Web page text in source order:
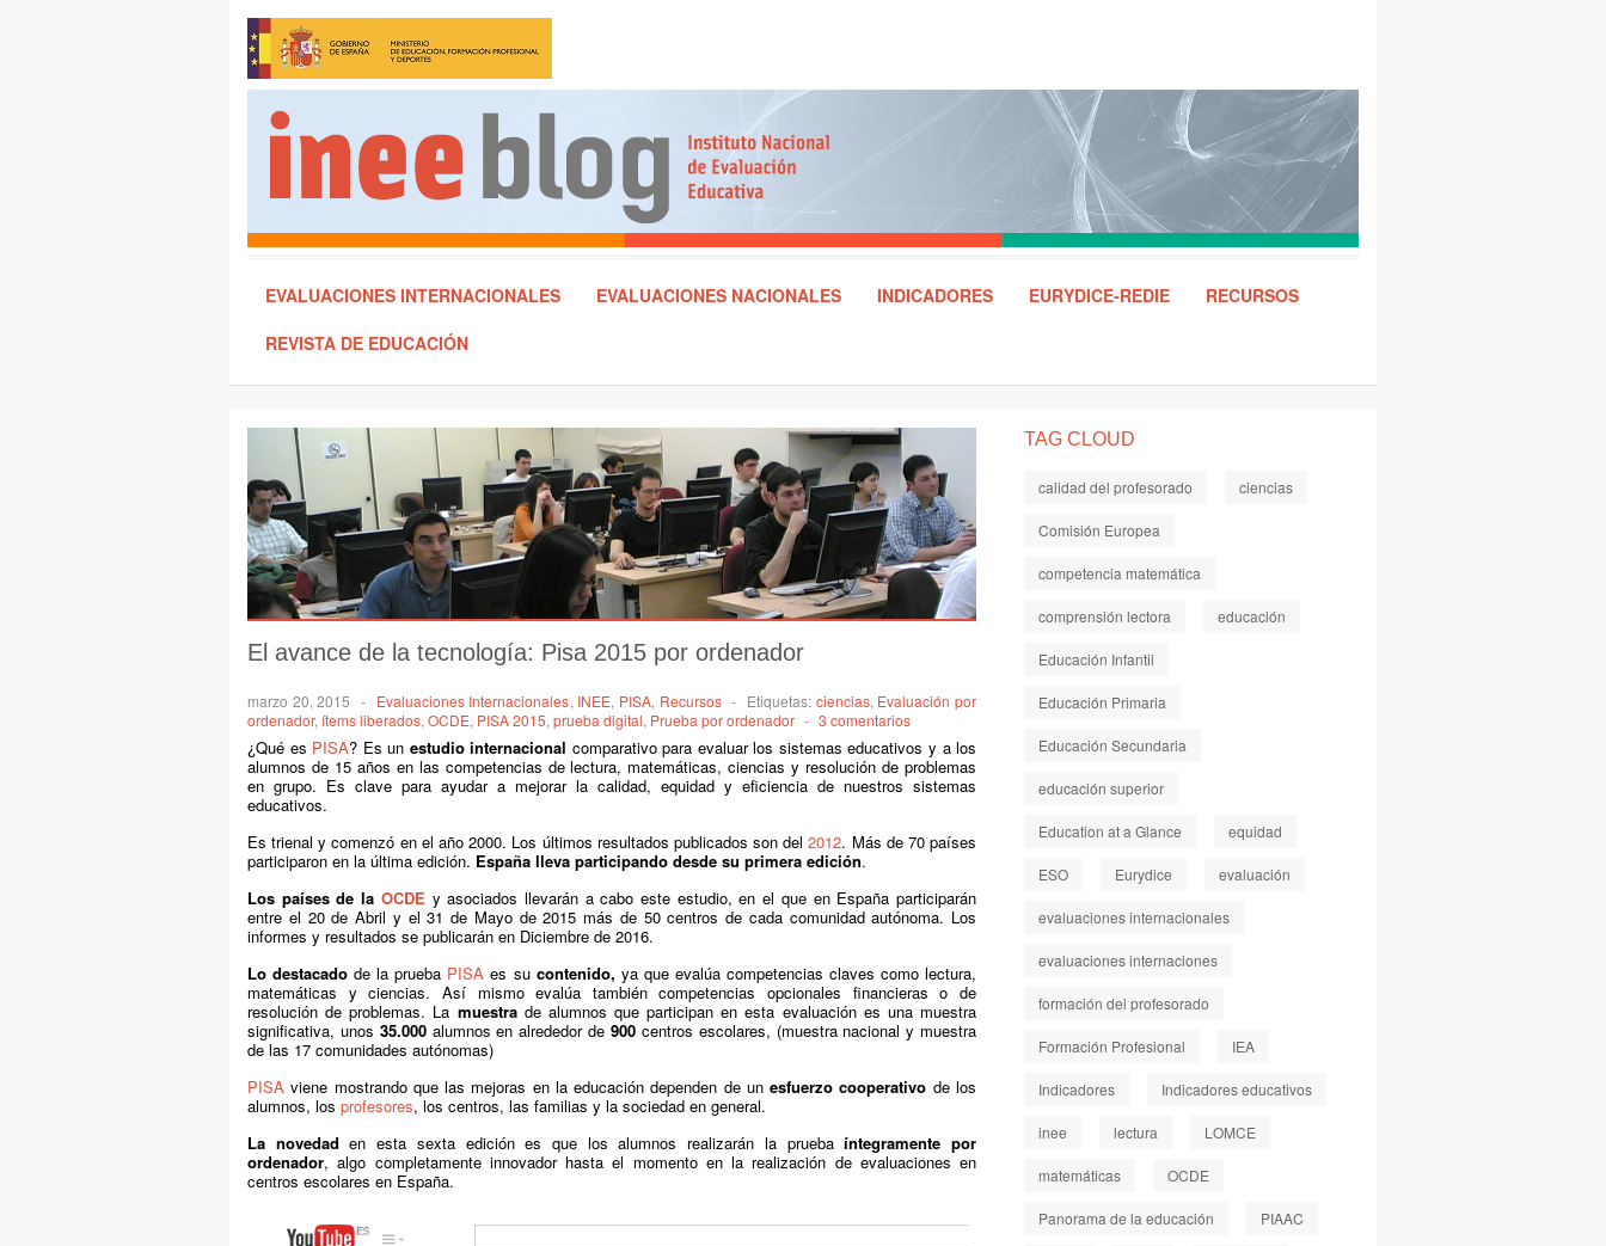
EVALUACIONES INTERNACIONALES EVALUACIONES NACIONALES INDICADORES EURYDICE-REDIE
RECURSOS
REVISTA DE EDUCACIÓN
El avance de la tecnología: Pisa 2015 por ordenador
marzo 20, 2015 - Evaluaciones Internacionales, INEE, PISA, Recursos - Etiquetas: ciencias, Evaluación por
ordenador, ítems liberados, OCDE, PISA 2015, prueba digital, Prueba por ordenador - 3 comentarios
¿Qué es PISA? Es un estudio internacional comparativo para evaluar los sistemas educativos y a los
alumnos de 15 años en las competencias de lectura, matemáticas, ciencias y resolución de problemas
en grupo. Es clave para ayudar a mejorar la calidad, equidad y eficiencia de nuestros sistemas
educativos.
Es trienal y comenzó en el año 2000. Los últimos resultados publicados son del2012. Más de 70 países
participaron en la última edición. España lleva participando desde su primera edición.
Los países de la OCDE y asociados llevarán a cabo este estudio, en el que en España participarán
entre el 20 de Abril y el 31 de Mayo de 2015 más de 50 centros de cada comunidad autónoma. Los
informes y resultados se publicarán en Diciembre de 2016.
Lo destacado de la prueba PISAes su contenido, ya que evalúa competencias claves como lectura,
matemáticas y ciencias. Así mismo evalúa también competencias opcionales financieras o de
resolución de problemas. La muestrade alumnos que participan en esta evaluación es una muestra
significativa, unos 35.000 alumnos en alrededor de 900 centros escolares, (muestra nacional y muestra
de las 17 comunidades autónomas)
PISAviene mostrando que las mejoras en la educación dependen de unesfuerzo cooperativo de los
alumnos, los profesores, los centros, las familias y la sociedad en general.
La novedad en esta sexta edición es que los alumnos realizarán la pruebaíntegramente por
ordenador, algo completamente innovador hasta el momento en la realización de evaluaciones en
centros escolares en España.
TAG CLOUD
calidad del profesorado ciencias
Comisión Europea
competencia matemática
comprensión lectora educación
Educación Infantil
Educación Primaria
Educación Secundaria
educación superior
Education at a Glance equidad
ESO Eurydice evaluación
evaluaciones internacionales
evaluaciones internaciones
formación del profesorado
Formación Profesional IEA
Indicadores Indicadores educativos
inee lectura LOMCE
matemáticas OCDE
Panorama de la educación PIAAC